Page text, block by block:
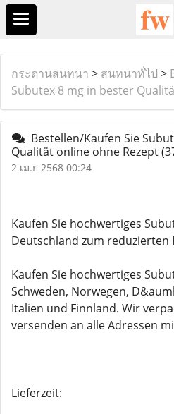
กระดานสนทนา > สนทนาทั่ไป >
Subutex 8 mg in bester
Bestellen/Kaufen Sie
Qualität online ohne Rezept
2 เม.ย 2568 00:24
Kaufen Sie hochwertiges
Deutschland zum reduzierten
Kaufen Sie hochwertiges
Schweden, Norwegen,
Italien und Finnland. Wir
versenden an alle Adressen
Lieferzeit: